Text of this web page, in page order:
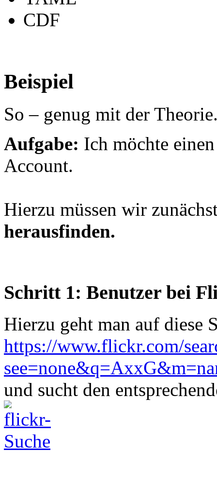
CDF
Beispiel
So – genug mit der
Aufgabe: Ich möchte
Account.
Hierzu müssen wir
herausfinden.
Schritt 1: Benutzer bei
Hierzu geht man auf diese
https://www.flickr.com/
und sucht den